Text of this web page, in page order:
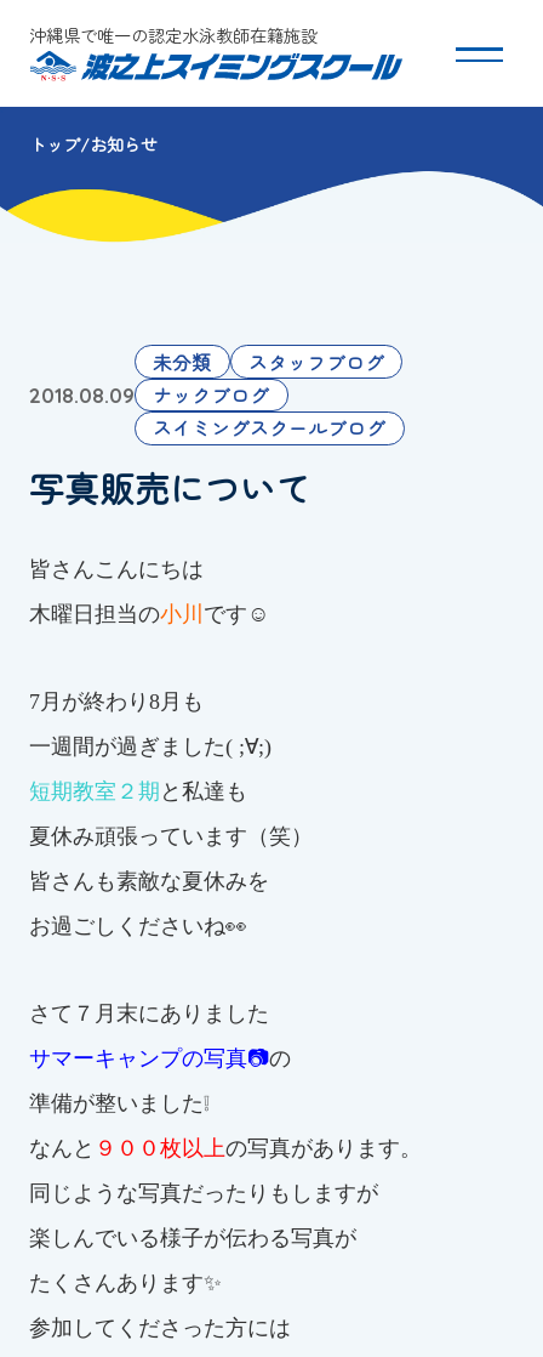
沖縄県で唯一の認定水泳教師在籍施設
スクールについて
コース・クラス紹介
団体会員募集
保護者の方へ
お知らせ
波スイタイムズ
お問い合わせ
Tel.098-863-7264
平日 9:00～22:00｜土祝 9:00～21:00
メールでお問い合わせ
スイミングスクールの
体験申し込みはこちら!
トップ お知らせ
2018.08.09
未分類
スタッフブログ
ナックブログ
スイミングスクールブログ
写真販売について
皆さんこんにちは
木曜日担当の小川 です☺
7月が終わり8月も
一週間が過ぎました( ;∀;)
短期教室２期 と私達も
夏休み頑張っています（笑）
皆さんも素敵な夏休みを
お過ごしくださいね👀
さて７月末にありました
サマーキャンプの写真📷の
準備が整いました❕
なんと ９００枚以上の写真があります。
同じような写真だったりもしますが
楽しんでいる様子が伝わる写真が
たくさんあります✨
参加してくださった方には